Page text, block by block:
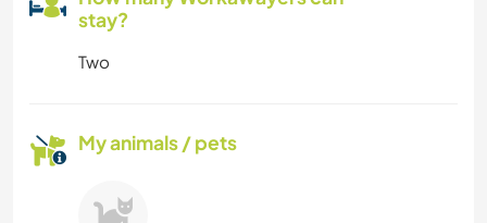
stay?
Two
My animals / pets